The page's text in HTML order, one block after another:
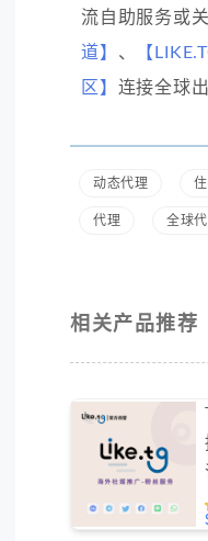
流自助服务或
道】 、
【
区】 连接全球
动态代理
代理 全球
相关产品推荐